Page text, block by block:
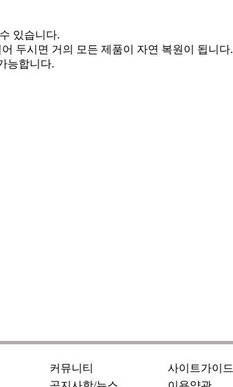
있습니다.
두시면 거의 모든 제품이 자연 복원이 됩니다.
능합니다.
커뮤니티
사이트가이드